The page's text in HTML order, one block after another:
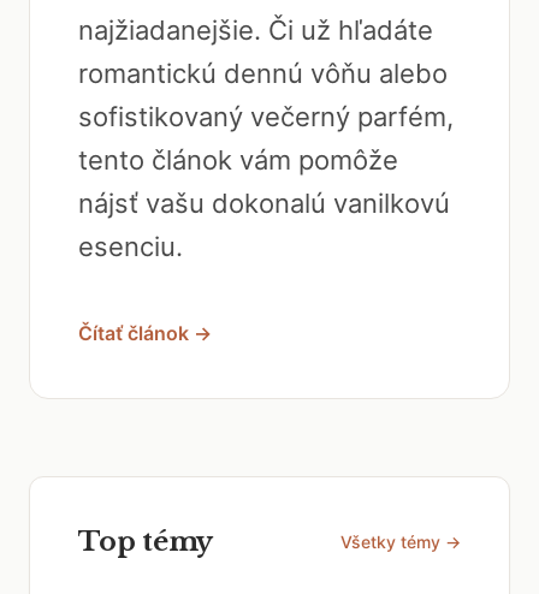
najžiadanejšie. Či už hľadáte
romantickú dennú vôňu alebo
sofistikovaný večerný parfém,
tento článok vám pomôže
nájsť vašu dokonalú vanilkovú
esenciu.
Čítať článok →
Top témy Všetky témy →